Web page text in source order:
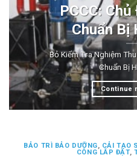
PCCC:
Chuẩn Bị
Bỏ Kiểm Tra Nghiệm
Chuẩn Bị
Continue
BẢO TRÌ BẢO DƯỠNG, CẢI TẠO
CÔNG LẮP ĐẶT,